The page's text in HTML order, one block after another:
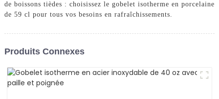
de boissons tièdes : choisissez le gobelet isotherme en porcelaine
de 59 cl pour tous vos besoins en rafraîchissements.
Produits Connexes